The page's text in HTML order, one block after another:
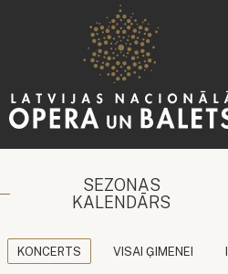
SEZONAS
KALENDĀRS
KONCERTS VISAI ĢIMENEI